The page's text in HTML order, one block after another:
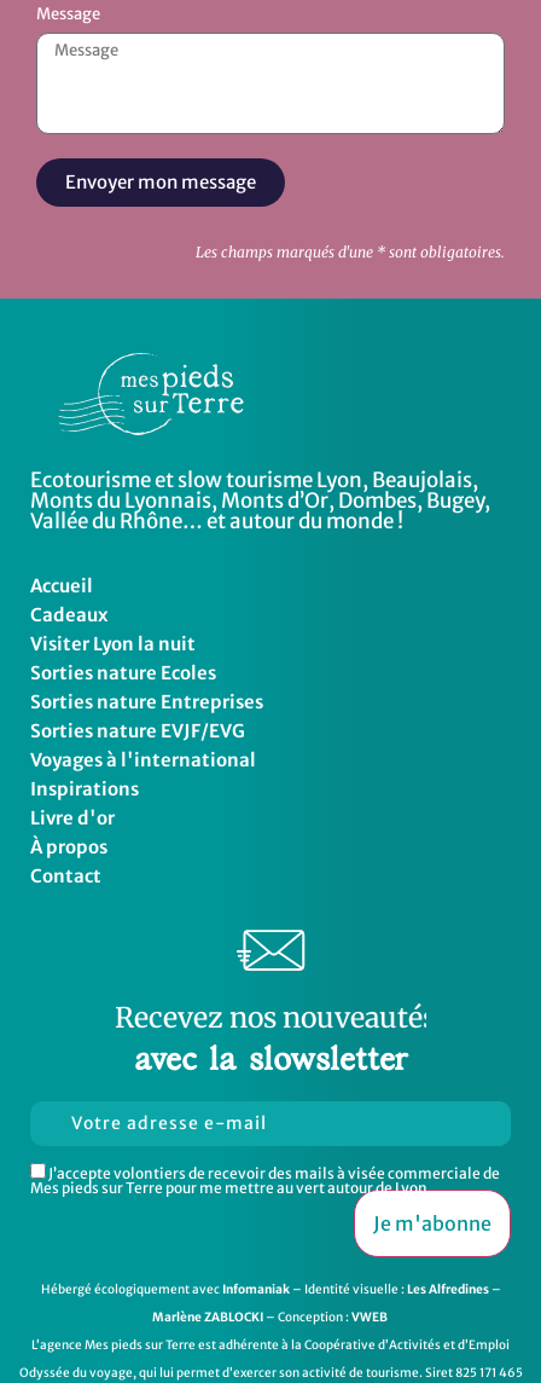
Message
Envoyer mon message
Les champs marqués d'une * sont obligatoires.
Ecotourisme et slow tourisme Lyon, Beaujolais,
Monts du Lyonnais, Monts d’Or, Dombes, Bugey,
Vallée du Rhône… et autour du monde !
Accueil
Cadeaux
Visiter Lyon la nuit
Sorties nature Ecoles
Sorties nature Entreprises
Sorties nature EVJF/EVG
Voyages à l'international
Inspirations
Livre d'or
À propos
Contact
Recevez n o s nouveautés
n os
avec la slowsletter
J’accepte volontiers de recevoir des mails à visée commerciale de
Mes pieds sur Terre pour me mettre au vert autour de Lyon
Hébergé écologiquement avec Infomaniak– Identité visuelle :Les Alfredines–
Marlène ZABLOCKI– Conception :VWEB
L’agence Mes pieds sur Terre est adhérente à la Coopérative d’Activités et d’Emploi
Odyssée du voyage, qui lui permet d’exercer son activité de tourisme. Siret 825 171 465